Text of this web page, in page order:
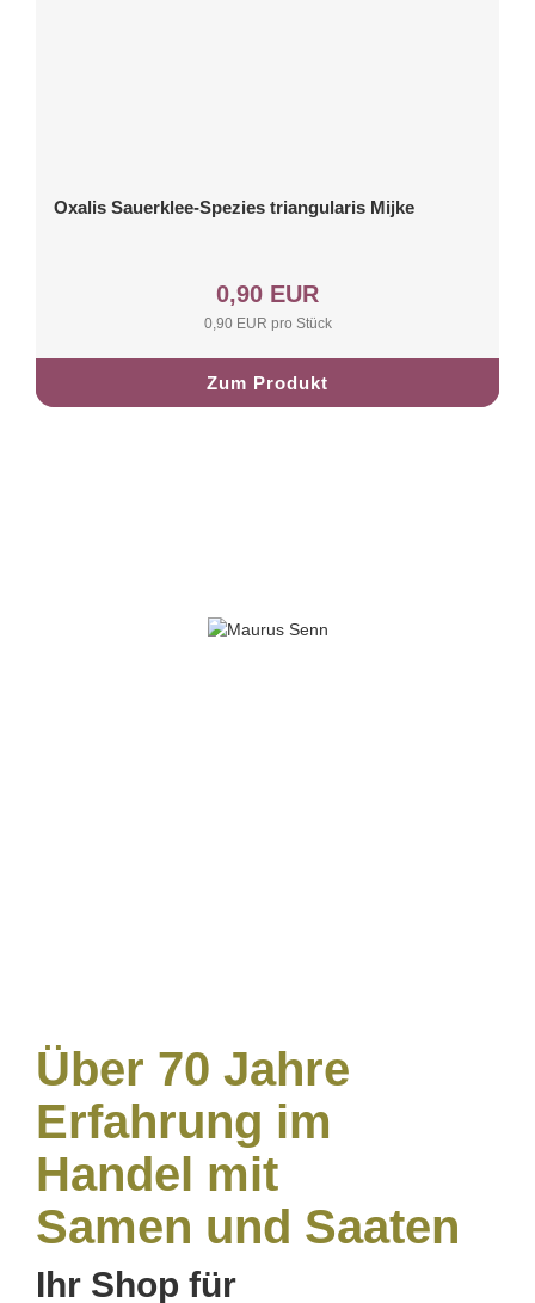
Oxalis Sauerklee-Spezies triangularis Mijke
0,90 EUR
0,90 EUR pro Stück
Zum Produkt
Über 70 Jahre
Erfahrung im
Handel mit
Samen und Saaten
Ihr Shop für